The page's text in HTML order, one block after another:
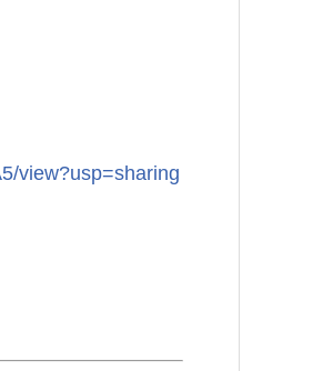
view?usp=sharing